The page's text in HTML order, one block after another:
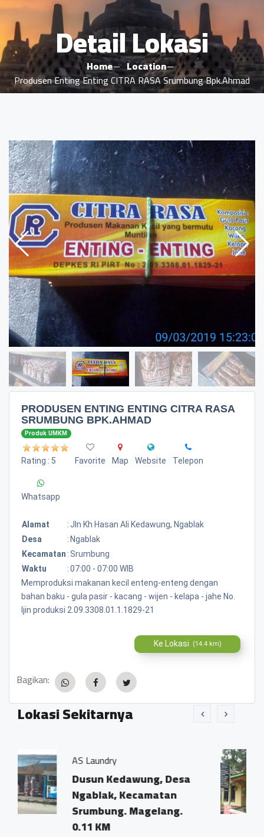
Detail Lokasi
Home
Location
Produsen Enting Enting CITRA RASA Srumbung Bpk.Ahmad
PRODUSEN ENTING ENTING CITRA RASA
SRUMBUNG BPK.AHMAD
Produk UMKM
Rating : 5 Favorite Map Website Telepon
Whatsapp
Alamat : Jln Kh Hasan Ali Kedawung, Ngablak
Desa
: Ngablak
Kecamatan : Srumbung
Waktu
:07:00 - 07:00 WIB
Memproduksi makanan kecil enteng-enteng dengan
bahan baku - gula pasir - kacang - wijen - kelapa - jahe No.
Ijin produksi 2.09.3308.01.1.1829-21
Ke Lokasi (14.4 km)
Bagikan:
Lokasi Sekitarnya
Desa
Magelang.
Black Graphic
Dusun
Ngablak, Kec.
Magelang